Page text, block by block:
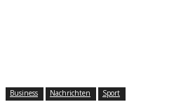
Business Nachrichten Sport